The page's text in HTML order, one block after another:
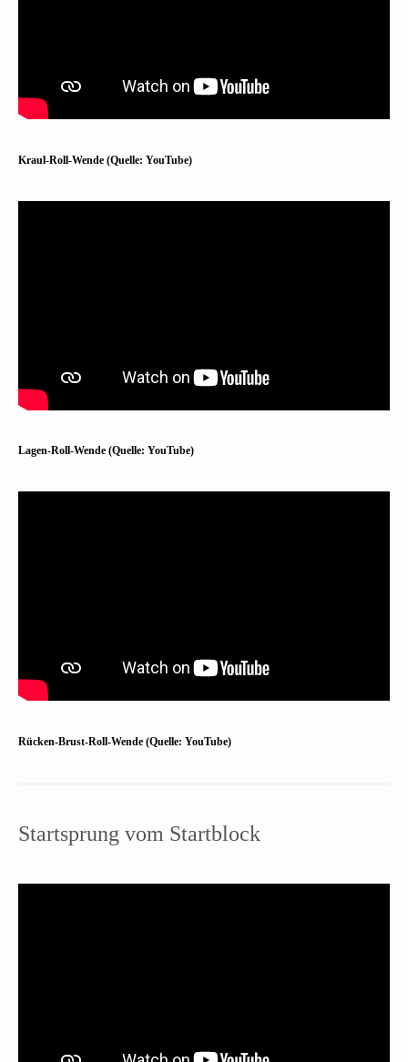
Kraul-Roll-Wende (Quelle: YouTube)
Lagen-Roll-Wende (Quelle: YouTube)
Rücken-Brust-Roll-Wende (Quelle: YouTube)
Startsprung vom Startblock